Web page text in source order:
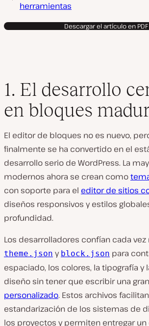
herramientas
Descargar el artículo en PDF
1. El desarrollo
en bloques
El editor de bloques no es nuevo,
finalmente se ha convertido en el
desarrollo serio de WordPress. La
modernos ahora se crean como
con soporte para el editor de sitios
diseños responsivos y estilos
profundidad.
Los desarrolladores confían cada vez
theme.json y block.json para
espaciado, los colores, la tipografía y
diseño sin tener que escribir una
personalizado. Estos archivos
estandarización de los sistemas de
los proyectos y permiten entregar